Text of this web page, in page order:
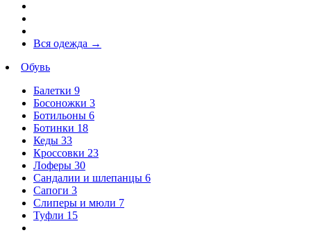
Вся одежда →
Обувь
Балетки 9
Босоножки 3
Ботильоны 6
Ботинки 18
Кеды 33
Кроссовки 23
Лоферы 30
Сандалии и шлепанцы 6
Сапоги 3
Слиперы и мюли 7
Туфли 15